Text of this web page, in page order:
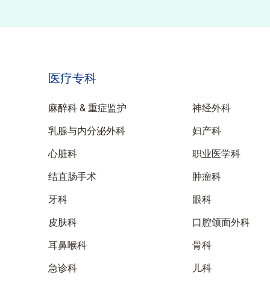
医疗专科
麻醉科 & 重症监护
乳腺与内分泌外科
心脏科
结直肠手术
牙科
皮肤科
耳鼻喉科
急诊科
神经外科
妇产科
职业医学科
肿瘤科
眼科
口腔颌面外科
骨科
儿科